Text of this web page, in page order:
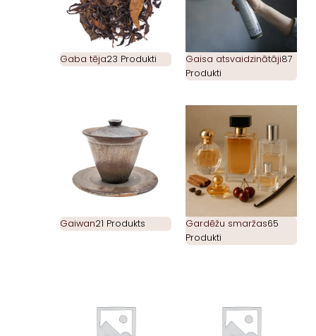
Gaba tēja23 Produkti Gaisa atsvaidzinātāji87
Produkti
Gaiwan21 Produkts Gardēžu smaržas65
Produkti